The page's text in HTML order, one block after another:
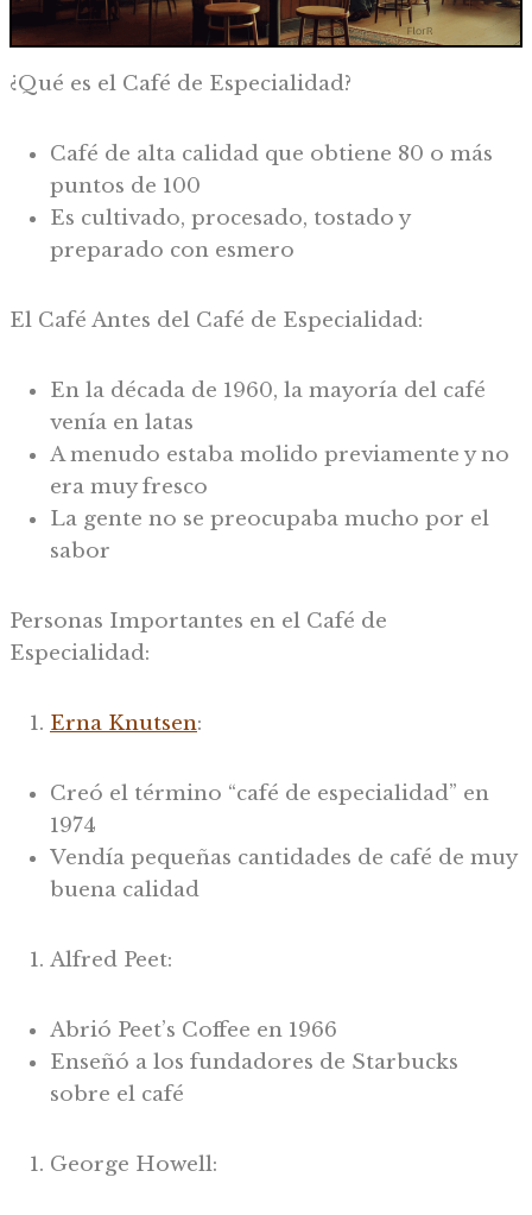
¿Qué es el Café de Especialidad?
Café de alta calidad que obtiene 80 o más
puntos de 100
Es cultivado, procesado, tostado y
preparado con esmero
El Café Antes del Café de Especialidad:
En la década de 1960, la mayoría del café
venía en latas
A menudo estaba molido previamente y no
era muy fresco
La gente no se preocupaba mucho por el
sabor
Personas Importantes en el Café de
Especialidad:
Erna Knutsen:
Creó el término “café de especialidad” en
1974
Vendía pequeñas cantidades de café de muy
buena calidad
Alfred Peet:
Abrió Peet’s Coffee en 1966
Enseñó a los fundadores de Starbucks
sobre el café
George Howell: